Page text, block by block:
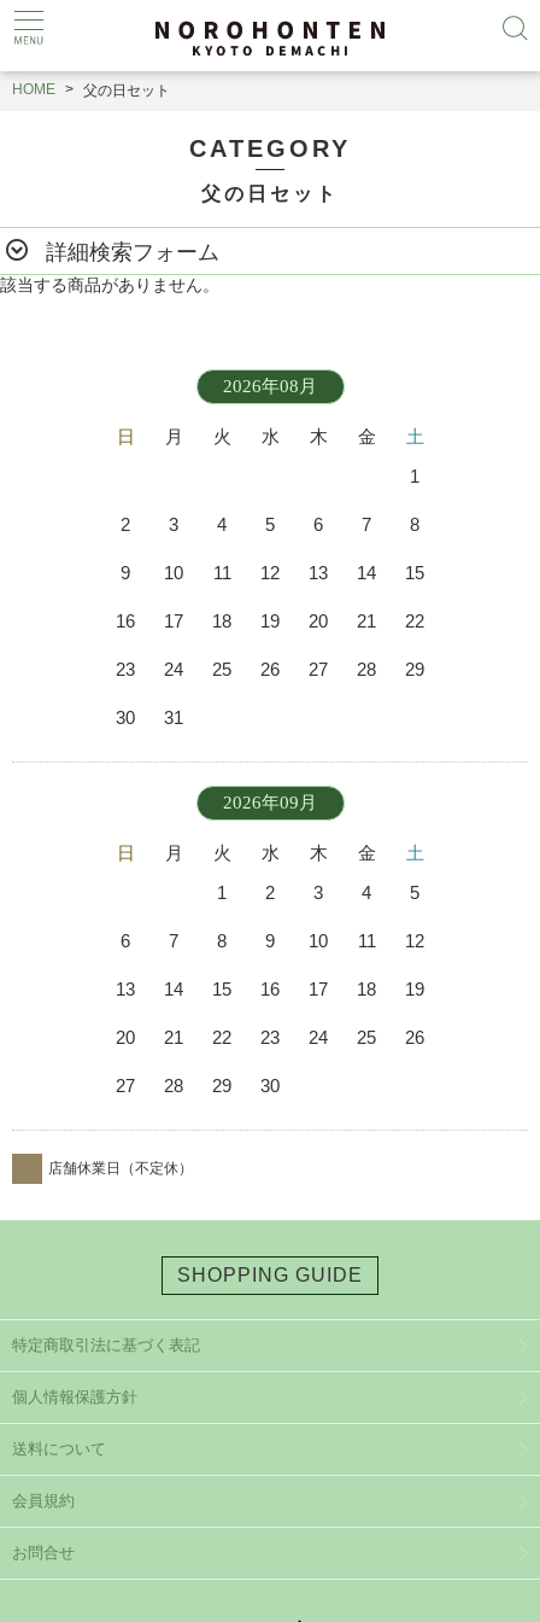
HOME 父の日セット
CATEGORY
父の日セット
詳細検索フォーム
該当する商品がありません。
2026年08月
日 月 火 水 木 金
土
1
2 3 4 5 6 7 8
9 10 11 12 13 14 15
16 17 18 19 20 21 22
23 24 25 26 27 28 29
30 31
2026年09月
日 月 火 水 木 金
土
1
2 3 4 5
6 7 8 9 10 11 12
13 14 15 16 17 18 19
20 21 22 23 24 25 26
27 28 29 30
店舗休業日（不定休）
SHOPPING GUIDE
特定商取引法に基づく表記
個人情報保護方針
送料について
会員規約
お問合せ